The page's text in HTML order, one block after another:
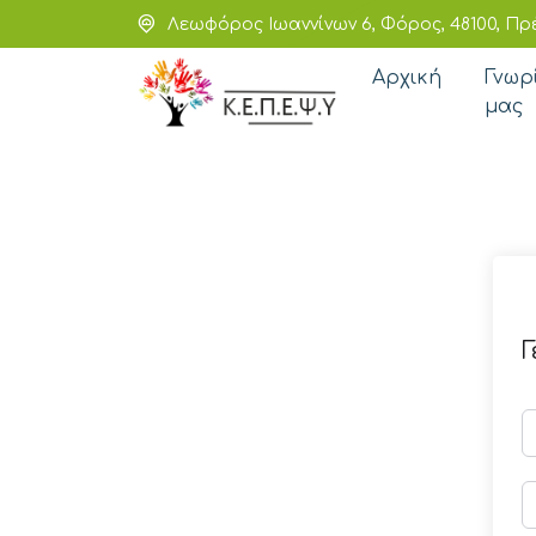
Λεωφόρος Ιωαννίνων 6, Φόρος, 48100,
Αρχική
μας